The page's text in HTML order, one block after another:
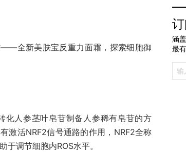
全新美肤宝反重力面霜，探索细胞御
化人参茎叶皂苷制备人参稀有皂苷的方
激活NRF2信号通路的作用，NRF2全称
调节细胞内ROS水平。
涵
最